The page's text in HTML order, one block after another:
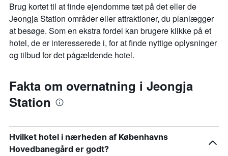
Brug kortet til at finde ejendomme tæt på det eller de
Jeongja Station områder eller attraktioner, du planlægger
at besøge. Som en ekstra fordel kan brugere klikke på et
hotel, de er interesserede i, for at finde nyttige oplysninger
og tilbud for det pågældende hotel.
Fakta om overnatning i Jeongja
Station
Hvilket hotel i nærheden af Københavns
Hovedbanegård er godt?